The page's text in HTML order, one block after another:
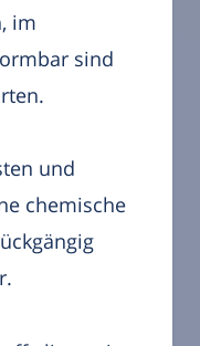
im
sind
und
chemische